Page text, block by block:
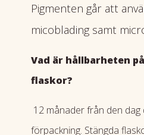
Pigmenten går att
micoblading samt
Vad är hållbarheten
flaskor?
12 månader från den
förpackning. Stängda